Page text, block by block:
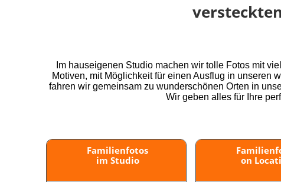
Im hauseigenen Studio machen wir tolle Fotos mit
Motiven, mit Möglichkeit für einen Ausflug in unseren
fahren wir gemeinsam zu wunderschönen Orten in
Wir geben alles für Ihre
Familienfotos
im Studio
on